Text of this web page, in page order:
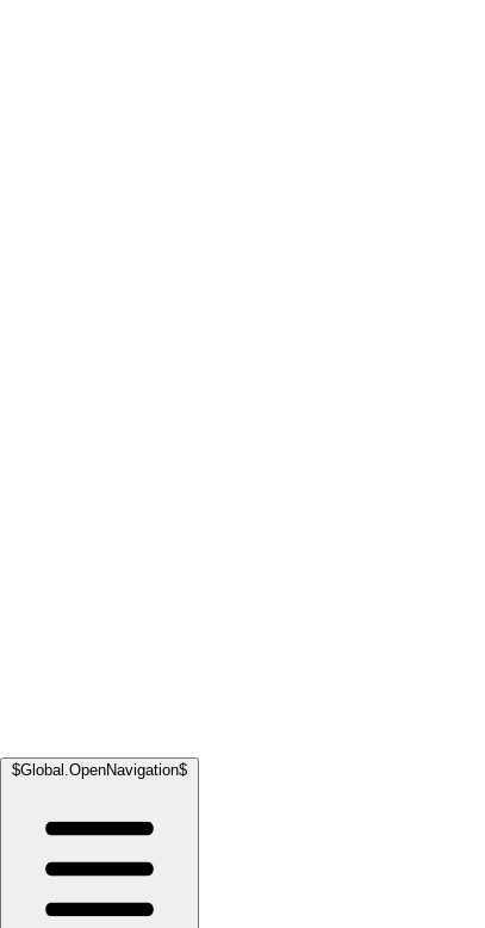
$Global.OpenNavigation$